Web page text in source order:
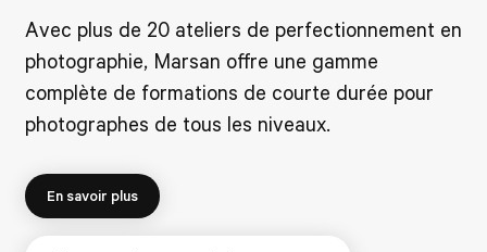
Avec plus de 20 ateliers de perfectionnement en
photographie, Marsan offre une gamme
complète de formations de courte durée pour
photographes de tous les niveaux.
En savoir plus